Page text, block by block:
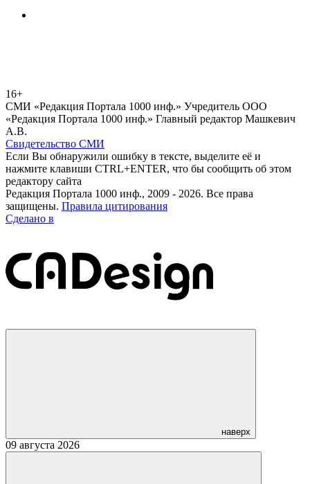
16+
СМИ «Редакция Портала 1000 инф.» Учредитель ООО
«Редакция Портала 1000 инф.» Главный редактор Машкевич
А.В.
Свидетельство СМИ
Если Вы обнаружили ошибку в тексте, выделите её и
нажмите клавиши CTRL+ENTER, что бы сообщить об этом
редактору сайта
Редакция Портала 1000 инф., 2009 - 2026. Все права
защищены. Правила цитирования
Сделано в
наверх
09 августа 2026